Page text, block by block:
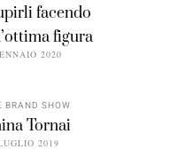
facendo
figura
2020
BRAND SHOW
Tornai
2019